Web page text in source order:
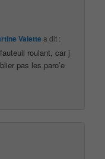
Valette a dit :
roulant, car j
pas les paro’e